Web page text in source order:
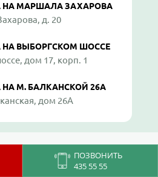
ПОЗВОНИТЬ
435 55 55
МАРШАЛА ЗАХАРОВА
д. 20
ВЫБОРГСКОМ ШОССЕ
дом 17, корп. 1
М. БАЛКАНСКОЙ 26А
дом 26А